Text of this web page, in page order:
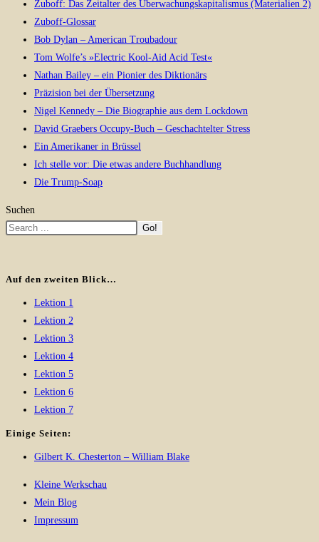
Zuboff: Das Zeitalter des Überwachungskapitalismus (Materialien 2)
Zuboff-Glossar
Bob Dylan – American Troubadour
Tom Wolfe’s »Electric Kool-Aid Acid Test«
Nathan Bailey – ein Pionier des Diktionärs
Präzision bei der Übersetzung
Nigel Kennedy – Die Biographie aus dem Lockdown
David Graebers Occupy-Buch – Geschachtelter Stress
Ein Amerikaner in Brüssel
Ich stelle vor: Die etwas andere Buchhandlung
Die Trump-Soap
Suchen
Go!
Auf den zweiten Blick…
Lektion 1
Lektion 2
Lektion 3
Lektion 4
Lektion 5
Lektion 6
Lektion 7
Einige Seiten:
Gilbert K. Chesterton – William Blake
Kleine Werkschau
Mein Blog
Impressum